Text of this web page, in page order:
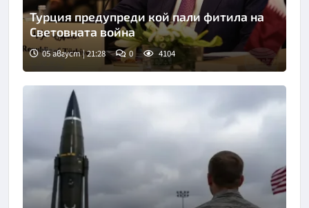
Турция предупреди кой пали фитила на
Световната война
05 август | 21:28 0 4104